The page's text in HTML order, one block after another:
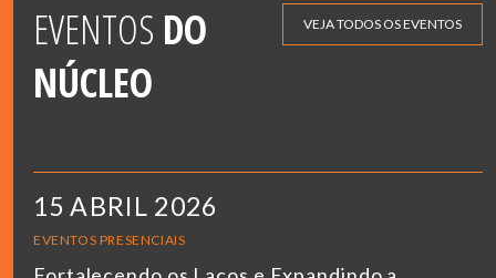
EVENTOS DO
NÚCLEO
VEJA TODOS OS EVENTOS
15 ABRIL 2026
EVENTOS PRESENCIAIS